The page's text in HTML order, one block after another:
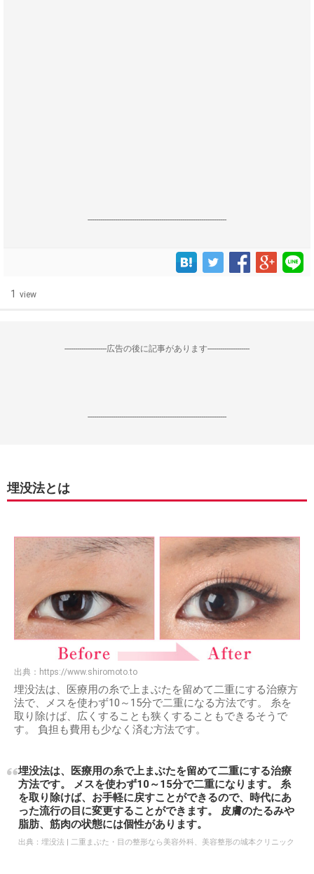
------------------------------------------------------------------
1 view
--------------------広告の後に記事があります--------------------
------------------------------------------------------------------
埋没法とは
出典： https://www.shiromoto.to
埋没法は、医療用の糸で上まぶたを留めて二重にする治療方
法で、メスを使わず10～15分で二重になる方法です。 糸を
取り除けば、広くすることも狭くすることもできるそうで
す。 負担も費用も少なく済む方法です。
埋没法は、医療用の糸で上まぶたを留めて二重にする治療
方法です。 メスを使わず10～15分で二重になります。 糸
を取り除けば、お手軽に戻すことができるので、時代にあ
った流行の目に変更することができます。 皮膚のたるみや
脂肪、筋肉の状態には個性があります。
出典： 埋没法 | 二重まぶた・目の整形なら美容外科、美容整形の城本クリニック